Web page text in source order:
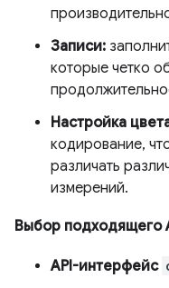
Записи:
которые четко
Настройка
кодирование,
различать
измерений.
Выбор подходящего
API-интерфейс